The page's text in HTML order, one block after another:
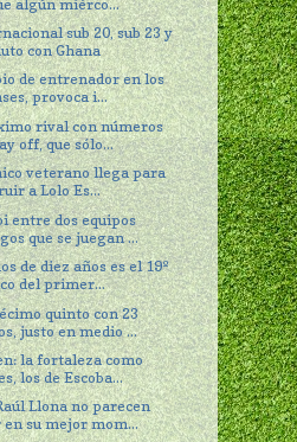
algún miérco...
sub 20, sub 23 y
con Ghana
de entrenador en los
provoca i...
rival con números
off, que sólo...
veterano llega para
a Lolo Es...
entre dos equipos
que se juegan ...
de diez años es el 19º
del primer...
quinto con 23
justo en medio ...
la fortaleza como
los de Escoba...
Llona no parecen
en su mejor mom...